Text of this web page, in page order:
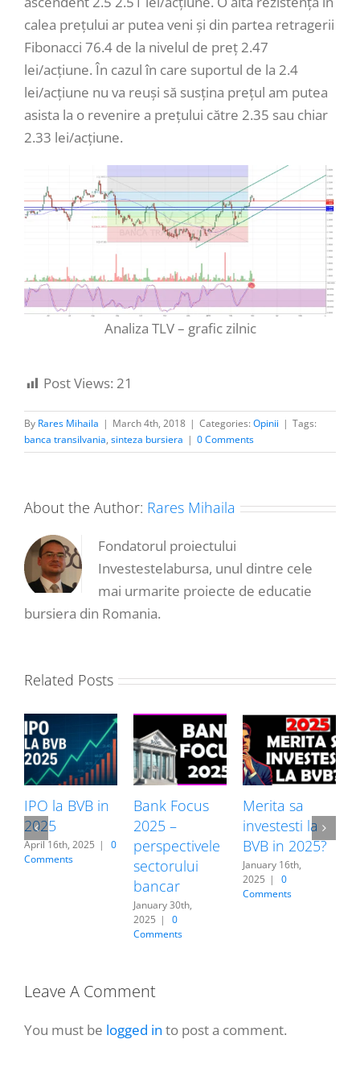
calea prețului ar putea veni și din partea retragerii
Fibonacci 76.4 de la nivelul de preț 2.47
lei/acțiune. În cazul în care suportul de la 2.4
lei/acțiune nu va reuși să susțina prețul am putea
asista la o revenire a prețului către 2.35 sau chiar
2.33 lei/acțiune.
Analiza TLV – grafic zilnic
Post Views: 21
By Rares Mihaila | March 4th, 2018 | Categories: Opinii | Tags:
banca transilvania, sinteza bursiera | 0 Comments
About the Author: Rares Mihaila
Fondatorul proiectului
Investestelabursa, unul dintre cele
mai urmarite proiecte de educatie
bursiera din Romania.
Related Posts
IPO la BVB in
2025
April 16th, 2025 |
0
Comments
Bank Focus
2025 –
perspectivele
sectorului
bancar
January 30th,
2025 |
0
Comments
Merita sa
investesti la
BVB in 2025?
January 16th,
2025 |
0
Comments
Leave A Comment
You must be logged in to post a comment.